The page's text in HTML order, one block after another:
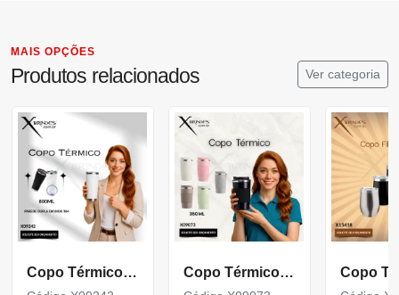
MAIS OPÇÕES
Produtos relacionados Ver categoria
Copo Térmico de 800ml com parede dupla em inox 304 X09242 Copo Térmico em inox 304 com base antiderrapante X09073